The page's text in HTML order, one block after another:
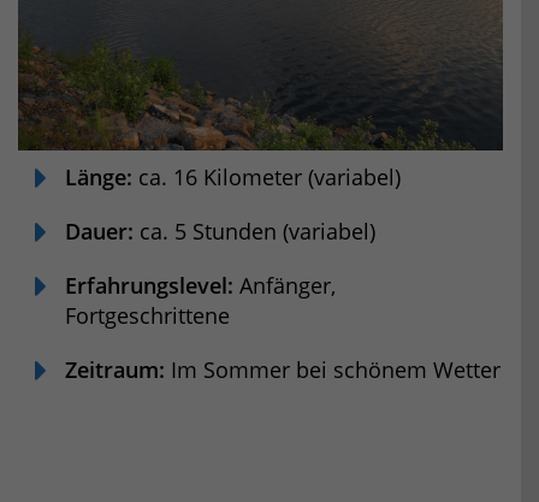
Länge: ca. 16 Kilometer (variabel)
Dauer: ca. 5 Stunden (variabel)
Erfahrungslevel: Anfänger,
Fortgeschrittene
Zeitraum: Im Sommer bei schönem Wetter